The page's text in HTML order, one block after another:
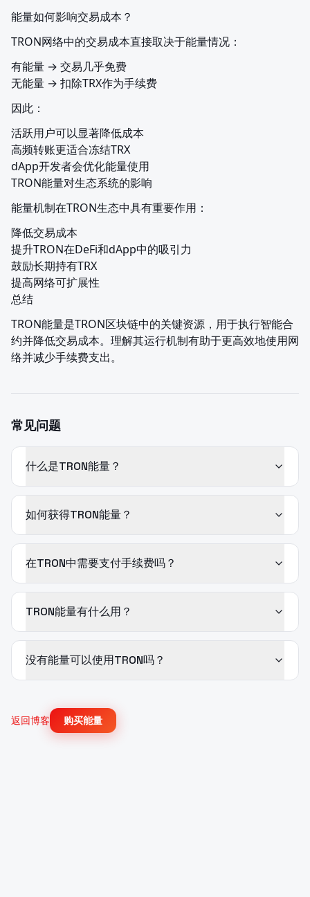
能量如何影响交易成本？
TRON网络中的交易成本直接取决于能量情况：
有能量 → 交易几乎免费
无能量 → 扣除TRX作为手续费
因此：
活跃用户可以显著降低成本
高频转账更适合冻结TRX
dApp开发者会优化能量使用
TRON能量对生态系统的影响
能量机制在TRON生态中具有重要作用：
降低交易成本
提升TRON在DeFi和dApp中的吸引力
鼓励长期持有TRX
提高网络可扩展性
总结
TRON能量是TRON区块链中的关键资源，用于执行智能合
约并降低交易成本。理解其运行机制有助于更高效地使用网
络并减少手续费支出。
常见问题
什么是TRON能量？
如何获得TRON能量？
在TRON中需要支付手续费吗？
TRON能量有什么用？
没有能量可以使用TRON吗？
返回博客 购买能量